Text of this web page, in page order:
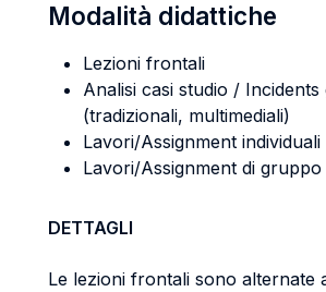
Modalità didattiche
Lezioni frontali
Analisi casi studio / Incidents
(tradizionali, multimediali)
Lavori/Assignment individuali
Lavori/Assignment di gruppo
DETTAGLI
Le lezioni frontali sono alternate